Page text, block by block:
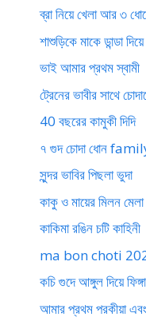
ব্রা নিয়ে খেলা আর ৩
শাশুড়িকে মাকে ডান্ডা
ভাই আমার প্রথম স্বামী
ট্রেনের ভাবীর সাথে
40 বছরের কামুকী দিদি
৭ গুদ চোদা ধোন
সুন্দর ভাবির পিছলা ভুদা
কাকু ও মায়ের মিলন মেলা
কাকিমা রঙিন চটি কাহিনী
ma bon choti
কচি গুদে আঙ্গুল দিয়ে
আমার প্রথম পরকীয়া